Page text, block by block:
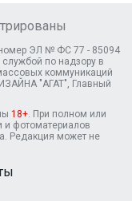
номер ЭЛ № ФС 77 - 85094
по надзору в
коммуникаций
"АГАТ", Главный
18+ . При полном или
фотоматериалов
Редакция может не